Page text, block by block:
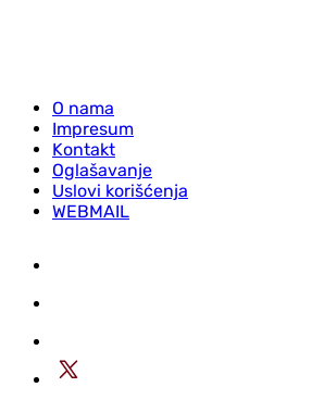
O nama
Impresum
Kontakt
Oglašavanje
Uslovi korišćenja
WEBMAIL